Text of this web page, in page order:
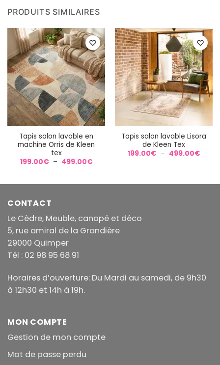
PRODUITS SIMILAIRES
Tapis salon lavable en
machine Orris de Kleen
tex
199.00€ – 499.00€Plage
à
Tapis salon lavable Lisora
de Kleen Tex
199.00€ – 499.00€Plage
CONTACT
Le Cèdre, Meuble, canapé et déco
5, rue amiral de la Grandière
29000 Quimper
Tél : 02 98 95 68 91
Horaires d’ouverture: Du Mardi au samedi, de 9h30
à 12h30 et 14h à 19h.
MON COMPTE
Gestion de mon compte
Mot de passe perdu